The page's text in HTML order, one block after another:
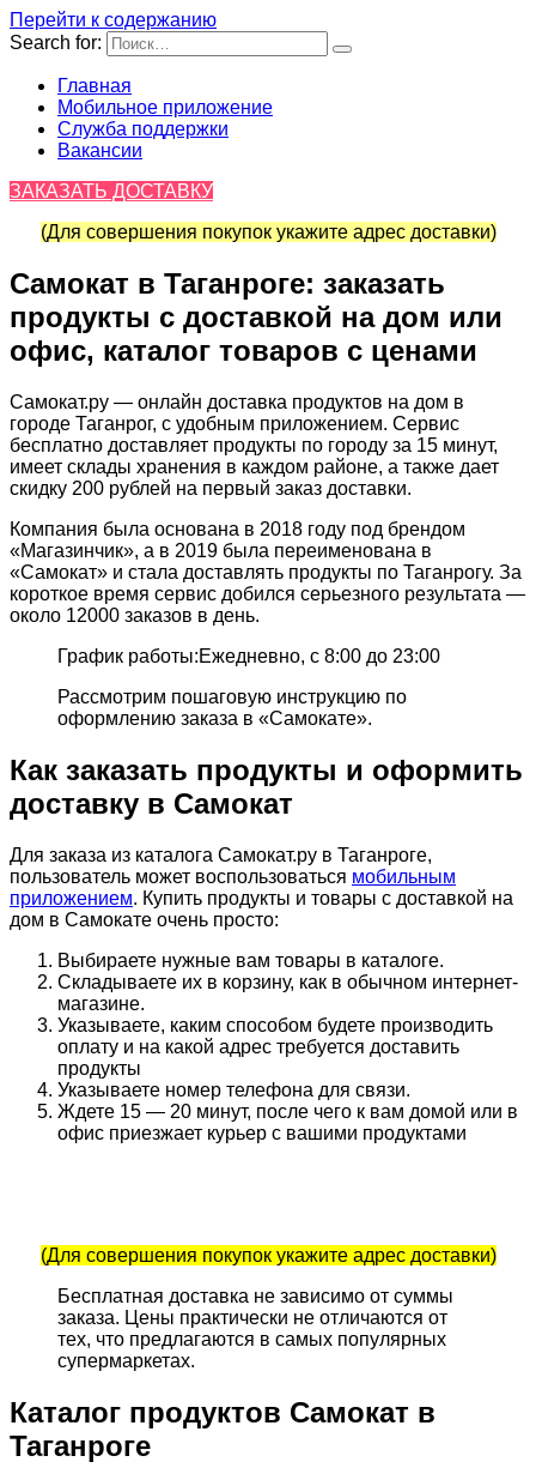
Перейти к содержанию
Search for:
Главная
Мобильное приложение
Служба поддержки
Вакансии
ЗАКАЗАТЬ ДОСТАВКУ
(Для совершения покупок укажите адрес доставки)
Самокат в Таганроге: заказать
продукты с доставкой на дом или
офис, каталог товаров с ценами
Самокат.ру — онлайн доставка продуктов на дом в
городе Таганрог, с удобным приложением. Сервис
бесплатно доставляет продукты по городу за 15 минут,
имеет склады хранения в каждом районе, а также дает
скидку 200 рублей на первый заказ доставки.
Компания была основана в 2018 году под брендом
«Магазинчик», а в 2019 была переименована в
«Самокат» и стала доставлять продукты по Таганрогу. За
короткое время сервис добился серьезного результата —
около 12000 заказов в день.
График работы:Ежедневно, с 8:00 до 23:00
Рассмотрим пошаговую инструкцию по
оформлению заказа в «Самокате».
Как заказать продукты и оформить
доставку в Самокат
Для заказа из каталога Самокат.ру в Таганроге,
пользователь может воспользоваться мобильным
приложением. Купить продукты и товары с доставкой на
дом в Самокате очень просто:
Выбираете нужные вам товары в каталоге.
Складываете их в корзину, как в обычном интернет-
магазине.
Указываете, каким способом будете производить
оплату и на какой адрес требуется доставить
продукты
Указываете номер телефона для связи.
Ждете 15 — 20 минут, после чего к вам домой или в
офис приезжает курьер с вашими продуктами
(Для совершения покупок укажите адрес доставки)
Бесплатная доставка не зависимо от суммы
заказа. Цены практически не отличаются от
тех, что предлагаются в самых популярных
супермаркетах.
Каталог продуктов Самокат в
Таганроге